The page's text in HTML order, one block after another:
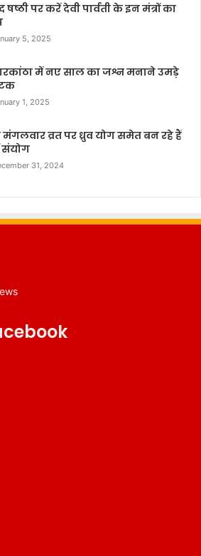
षष्ठी पर करें देवी पार्वती के इन मंत्रों का
5, 2025
में नए साल का जश्न मनाने उमड़े
1, 2025
मंगलवार व्रत पर ध्रुव योग समेत बन रहे हैं
31, 2024